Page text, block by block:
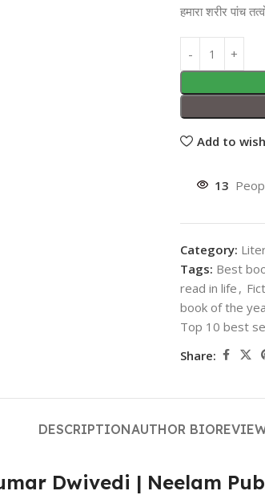
हमारा शरीर पांच
Add to
13
Category:
Tags: Best
read in life ,
book of the
Top 10 best
Share:
DESCRIPTIONAUTHOR BIO
Dwivedi | Neelam